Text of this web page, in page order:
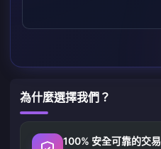
為什麼選擇我們？
100% 安全可靠的交易